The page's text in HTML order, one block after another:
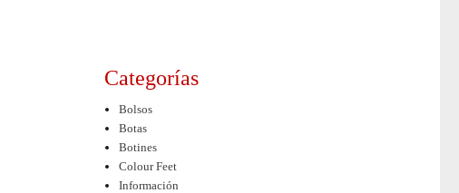
Categorías
Bolsos
Botas
Botines
Colour Feet
Información